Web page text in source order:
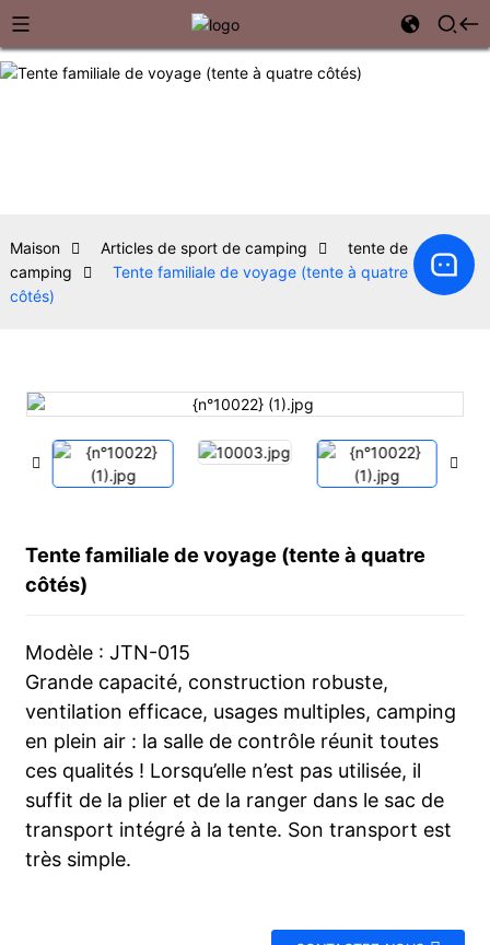
Maison Articles de sport de camping
tente de
camping
Tente familiale de voyage (tente à quatre
côtés)
Tente familiale de voyage (tente à quatre
côtés)
Modèle : JTN-015
Grande capacité, construction robuste,
ventilation efficace, usages multiples, camping
en plein air : la salle de contrôle réunit toutes
ces qualités ! Lorsqu’elle n’est pas utilisée, il
suffit de la plier et de la ranger dans le sac de
transport intégré à la tente. Son transport est
très simple.